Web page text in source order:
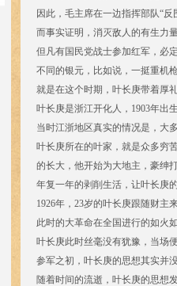
因此，毛主席在一边指挥部队“
而事实证明，消灭敌人的有生力
但凡有国民党战士参加红军，必
不同的银元，比如说，一挺重机
就是在这个时期，叶长庚带着厚
叶长庚是浙江开化人，1903年出
当时江浙地区真实的情况是，大
叶长庚所在的叶家，就是众多穷
的长大，他开始为大地主，豪绅
年复一年的剥削生活，让叶长庚
1926年，23岁的叶长庚跟随财主
此时的大革命在全国进行的如火
叶长庚此时丝毫没有犹豫，当场
参军之初，叶长庚的思想其实并
随着时间的流逝，叶长庚的思想